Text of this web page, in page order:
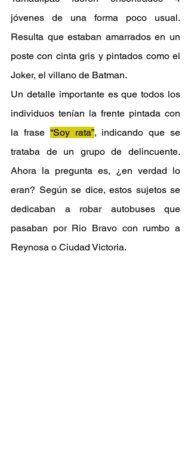
jóvenes de una forma poco usual.
Resulta que estaban amarrados en un
poste con cinta gris y pintados como el
Joker, el villano de Batman.
Un detalle importante es que todos los
individuos tenían la frente pintada con
la frase “Soy rata”, indicando que se
trataba de un grupo de delincuente.
Ahora la pregunta es, ¿en verdad lo
eran? Según se dice, estos sujetos se
dedicaban a robar autobuses que
pasaban por Rio Bravo con rumbo a
Reynosa o Ciudad Victoria.